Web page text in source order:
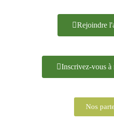
Rejoindre
Inscrivez-vous à
Nos